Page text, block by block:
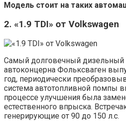
Модель стоит на таких
2. «1.9 TDI» от Volkswagen
Самый долговечный дизельный
автоконцерна Фольксваген
год, периодически
система автотопливной помпы
процессе улучшения была
естественного впрыска.
генерирующие от 90 до 150 л.с.